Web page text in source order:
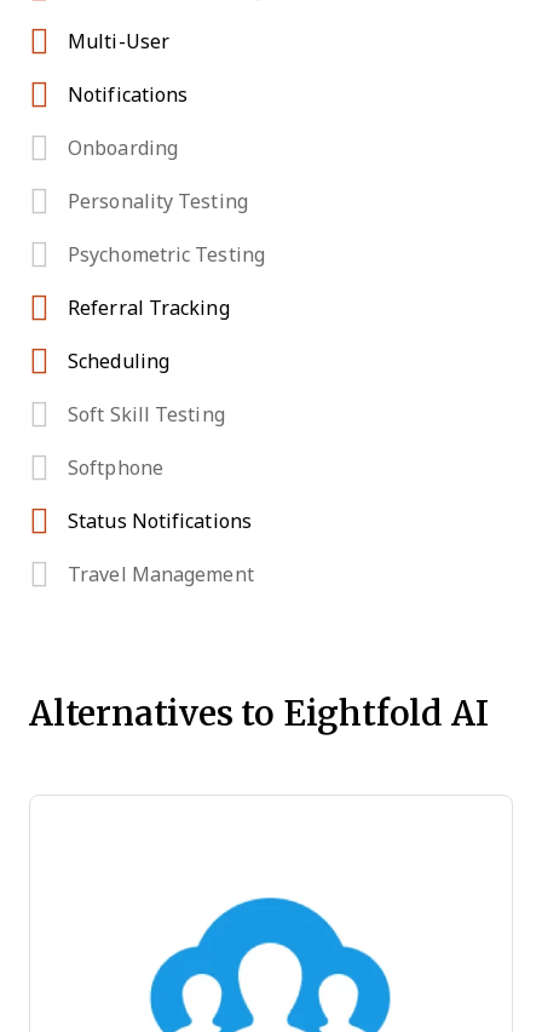
Multi-User
Notifications
Onboarding
Personality Testing
Psychometric Testing
Referral Tracking
Scheduling
Soft Skill Testing
Softphone
Status Notifications
Travel Management
Alternatives to Eightfold AI